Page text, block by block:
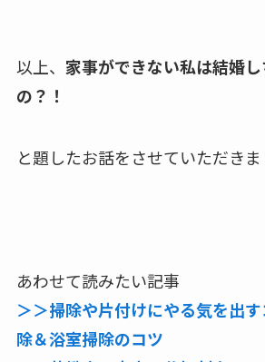
以上、 家事ができない私は結婚
の？！
と題したお話をさせていただきま
あわせて読みたい記事
＞＞掃除や片付けにやる気を出
除＆浴室掃除のコツ